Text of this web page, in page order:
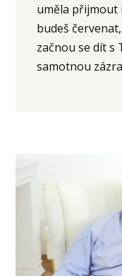
uměla přijmout
budeš
začnou se dít s
samotnou